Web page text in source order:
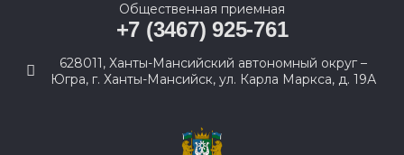
Общественная приемная
+7 (3467) 925-761
628011, Ханты-Мансийский автономный округ –
Югра, г. Ханты-Мансийск, ул. Карла Маркса, д. 19А